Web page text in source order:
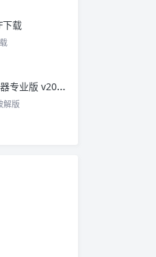
下载
福昕高级PDF编辑器专业版 v2025 中文激活版
解版